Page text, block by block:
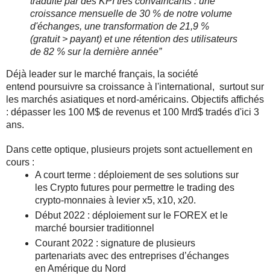
croissance mensuelle de 30 % de notre volume
d'échanges, une transformation de 21,9 %
(gratuit > payant) et une rétention des utilisateurs
de 82 % sur la dernière année”
Déjà leader sur le marché français, la société
entend poursuivre sa croissance à l'international, surtout sur
les marchés asiatiques et nord-américains. Objectifs affichés
: dépasser les 100 M$ de revenus et 100 Mrd$ tradés d'ici 3
ans.
Dans cette optique, plusieurs projets sont actuellement en
cours :
A court terme : déploiement de ses solutions sur
les Crypto futures pour permettre le trading des
crypto-monnaies à levier x5, x10, x20.
Début 2022 : déploiement sur le FOREX et le
marché boursier traditionnel
Courant 2022 : signature de plusieurs
partenariats avec des entreprises d’échanges
en Amérique du Nord